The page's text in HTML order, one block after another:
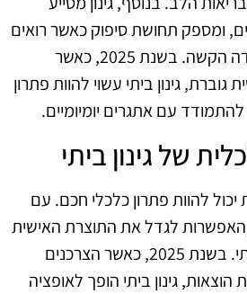
ומספק תחושת סיפוק כאשר רואים
את התוצאות של העבודה הקשה. בשנת 2025, כאשר
גינון ביתי עשוי להוות פתרון
עם אתגרים יומיומיים.
של גינון ביתי
יכול להוות פתרון כלכלי חכם. עם
האפשרות לגדל את התוצרת האישית
מספקת חיסכון משמעותי. בשנת 2025, כאשר הצרכנים
גינון ביתי הופך לאופציה